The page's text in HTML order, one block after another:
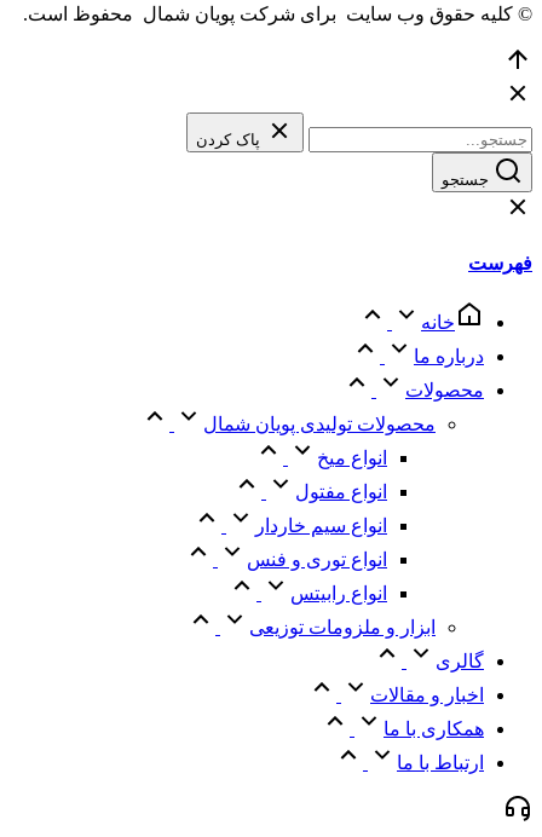
© کلیه حقوق وب سایت برای شرکت پویان شمال محفوظ است.
پاک کردن
جستجو
فهرست
خانه
درباره ما
محصولات
محصولات تولیدی پویان شمال
انواع میخ
انواع مفتول
انواع سیم خاردار
انواع توری و فنس
انواع رابیتس
ابزار و ملزومات توزیعی
گالری
اخبار و مقالات
همکاری با ما
ارتباط با ما